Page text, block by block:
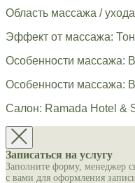
Область массажа /
Эффект от массажа:
Особенности массажа:
Особенности массажа:
Салон: Ramada Hotel &
Записаться на услугу
Заполните форму, менеджер
с вами для оформления